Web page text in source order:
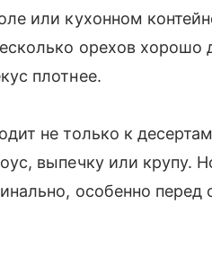
или кухонном
орехов хорошо
плотнее.
не только к
выпечку или крупу.
особенно перед